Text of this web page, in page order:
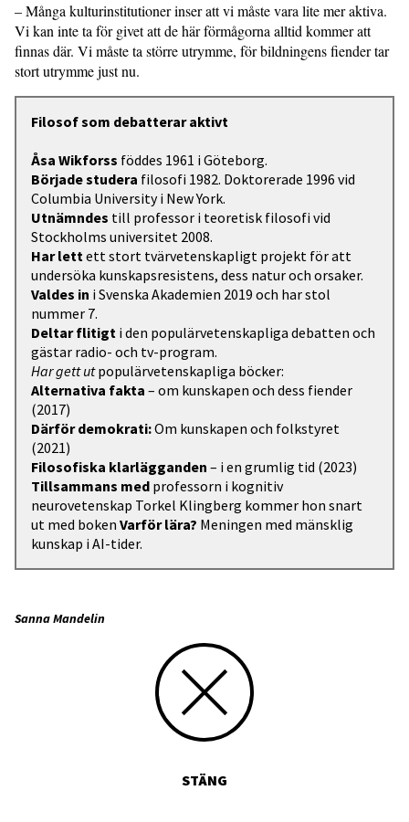
– Många kulturinstitutioner inser att vi måste vara lite mer aktiva.
Vi kan inte ta för givet att de här förmågorna alltid kommer att
finnas där. Vi måste ta större utrymme, för bildningens fiender tar
stort utrymme just nu.
Filosof som debatterar aktivt
Åsa Wikforss föddes 1961 i Göteborg.
Började studera filosofi 1982. Doktorerade 1996 vid
Columbia University i New York.
Utnämndes till professor i teoretisk filosofi vid
Stockholms universitet 2008.
Har lettett stort tvärvetenskapligt projekt för att
undersöka kunskapsresistens, dess natur och orsaker.
Valdes in i Svenska Akademien 2019 och har stol
nummer 7.
Deltar flitigt i den populärvetenskapliga debatten och
gästar radio- och tv-program.
Har gett utpopulärvetenskapliga böcker:
Alternativa fakta – om kunskapen och dess fiender
(2017)
Därför demokrati:Om kunskapen och folkstyret
(2021)
Filosofiska klarlägganden – i en grumlig tid (2023)
Tillsammans med professorn i kognitiv
neurovetenskap Torkel Klingberg kommer hon snart
ut med boken Varför lära? Meningen med mänsklig
kunskap i AI-tider.
Sanna Mandelin
STÄNG